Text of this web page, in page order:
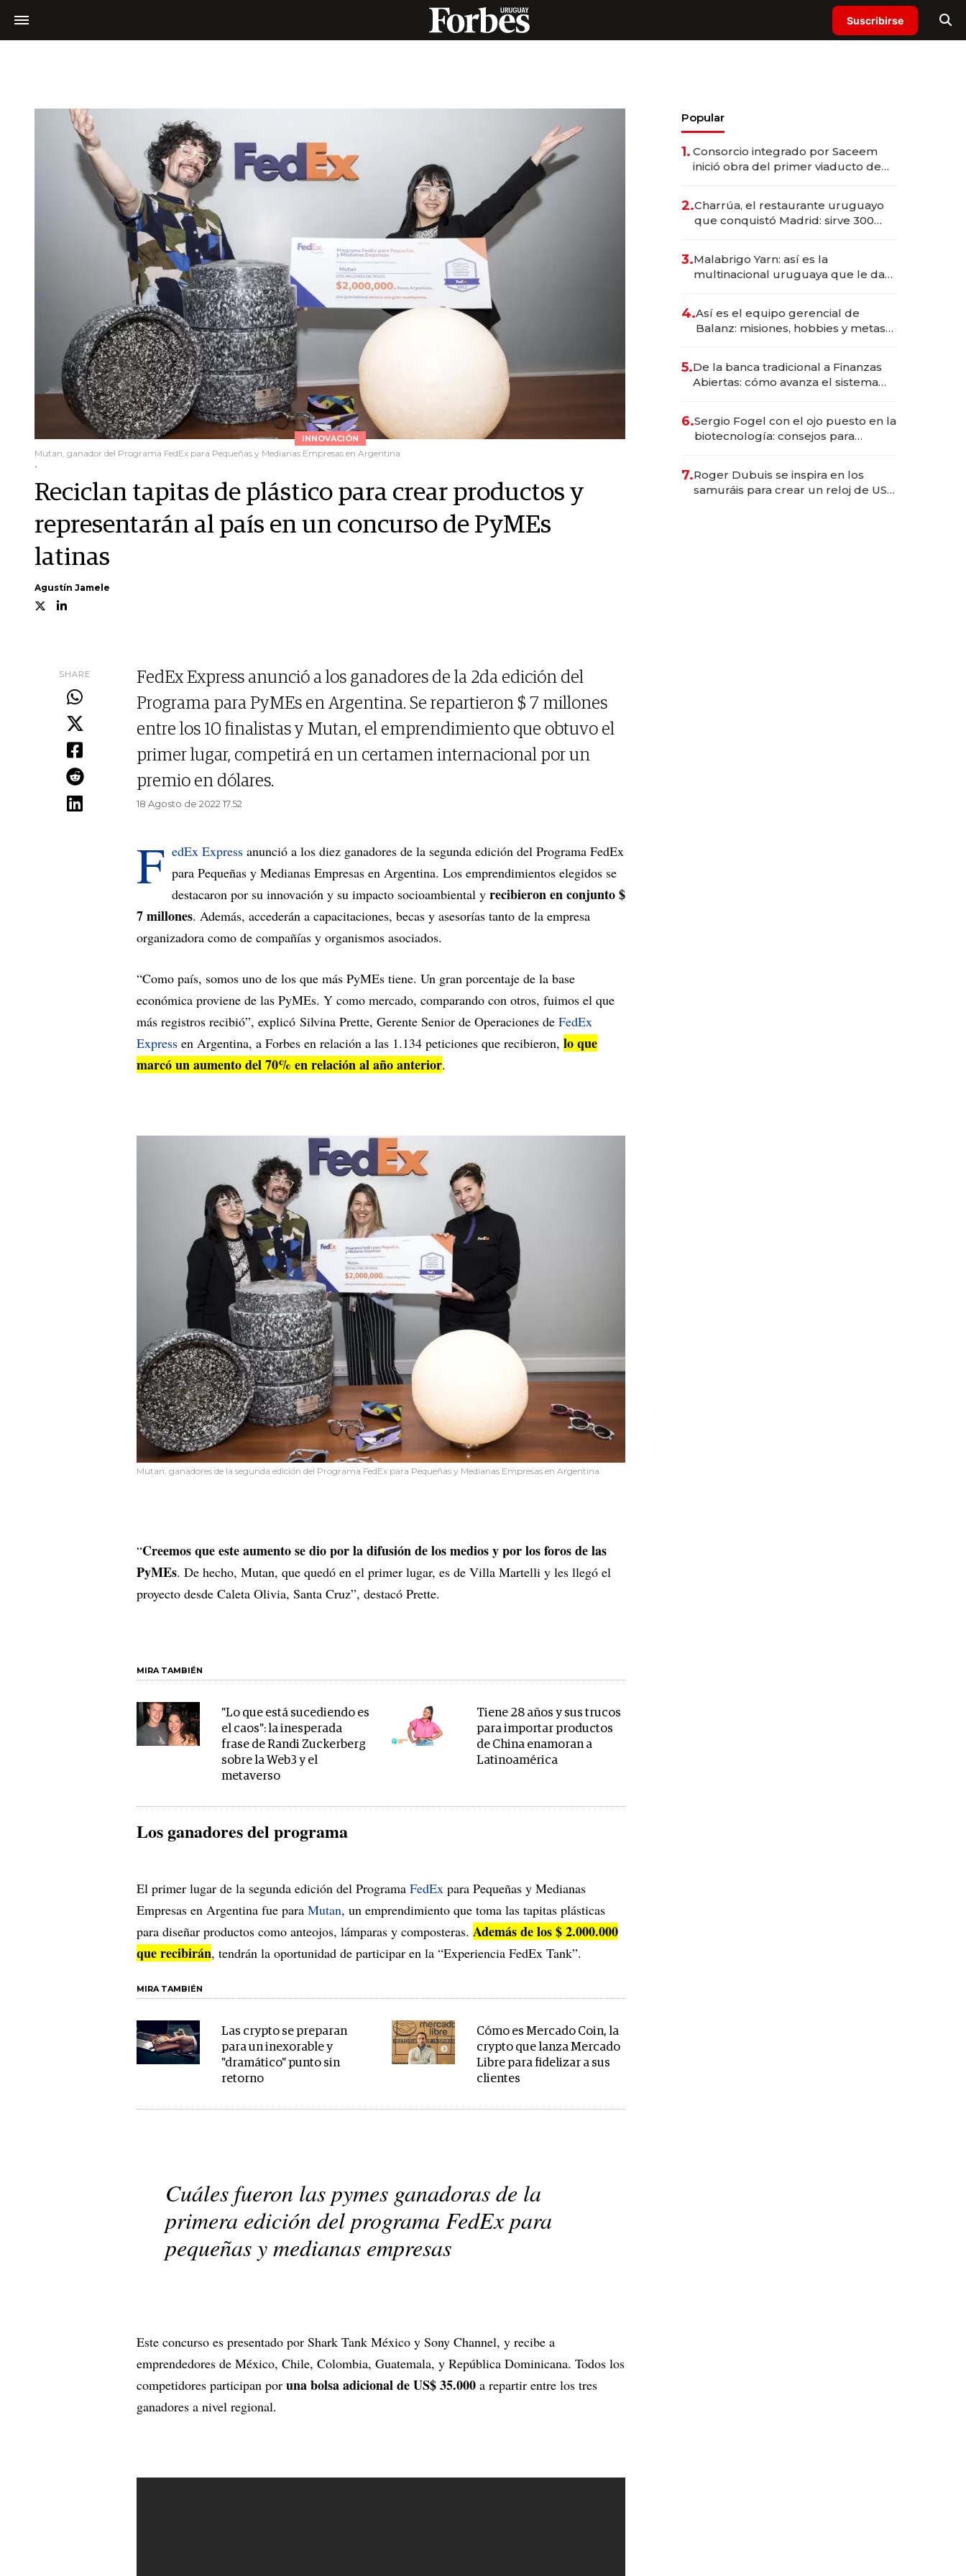
Suscribirse
INNOVACIÓN
Mutan, ganador del Programa FedEx para Pequeñas y Medianas Empresas en Argentina
.
Reciclan tapitas de plástico para crear productos y
representarán al país en un concurso de PyMEs
latinas
Agustín Jamele
SHARE
FedEx Express anunció a los ganadores de la 2da edición del
Programa para PyMEs en Argentina. Se repartieron $ 7 millones
entre los 10 finalistas y Mutan, el emprendimiento que obtuvo el
primer lugar, competirá en un certamen internacional por un
premio en dólares.
18 Agosto de 2022 17.52
F edEx Express anunció a los diez ganadores de la segunda edición del Programa FedEx
para Pequeñas y Medianas Empresas en Argentina. Los emprendimientos elegidos se
destacaron por su innovación y su impacto socioambiental y recibieron en conjunto $
7 millones. Además, accederán a capacitaciones, becas y asesorías tanto de la empresa
organizadora como de compañías y organismos asociados.
“Como país, somos uno de los que más PyMEs tiene. Un gran porcentaje de la base
económica proviene de las PyMEs. Y como mercado, comparando con otros, fuimos el que
más registros recibió”, explicó Silvina Prette, Gerente Senior de Operaciones de FedEx
Express en Argentina, a Forbes en relación a las 1.134 peticiones que recibieron, lo que
marcó un aumento del 70% en relación al año anterior.
Mutan, ganadores de la segunda edición del Programa FedEx para Pequeñas y Medianas Empresas en Argentina
“Creemos que este aumento se dio por la difusión de los medios y por los foros de las
PyMEs. De hecho, Mutan, que quedó en el primer lugar, es de Villa Martelli y les llegó el
proyecto desde Caleta Olivia, Santa Cruz”, destacó Prette.
MIRA TAMBIÉN
"Lo que está sucediendo es
el caos": la inesperada
frase de Randi Zuckerberg
sobre la Web3 y el
metaverso
Tiene 28 años y sus trucos
para importar productos
de China enamoran a
Latinoamérica
Los ganadores del programa
El primer lugar de la segunda edición del Programa FedEx para Pequeñas y Medianas
Empresas en Argentina fue para Mutan, un emprendimiento que toma las tapitas plásticas
para diseñar productos como anteojos, lámparas y composteras. Además de los $ 2.000.000
que recibirán, tendrán la oportunidad de participar en la “Experiencia FedEx Tank”.
MIRA TAMBIÉN
Las crypto se preparan
para un inexorable y
"dramático" punto sin
retorno
Cómo es Mercado Coin, la
crypto que lanza Mercado
Libre para fidelizar a sus
clientes
Cuáles fueron las pymes ganadoras de la
primera edición del programa FedEx para
pequeñas y medianas empresas
Este concurso es presentado por Shark Tank México y Sony Channel, y recibe a
emprendedores de México, Chile, Colombia, Guatemala, y República Dominicana. Todos los
competidores participan por una bolsa adicional de US$ 35.000 a repartir entre los tres
ganadores a nivel regional.
Popular
1. Consorcio integrado por Saceem
inició obra del primer viaducto de
millones
2.Charrúa, el restaurante uruguayo
que conquistó Madrid: sirve 300
prepara apertura
3.Malabrigo Yarn: así es la
multinacional uruguaya que le da
4.Así es el equipo gerencial de
Balanz: misiones, hobbies y metas
5.De la banca tradicional a Finanzas
Abiertas: cómo avanza el sistema
6.Sergio Fogel con el ojo puesto en la
biotecnología: consejos para
7.Roger Dubuis se inspira en los
samuráis para crear un reloj de US$